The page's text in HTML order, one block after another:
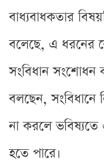
বাধ্যবাধকতার
বলেছে, এ ধরনের
সংবিধান সংশোধন
বলছেন, সংবিধানে
না করলে
হতে পারে।